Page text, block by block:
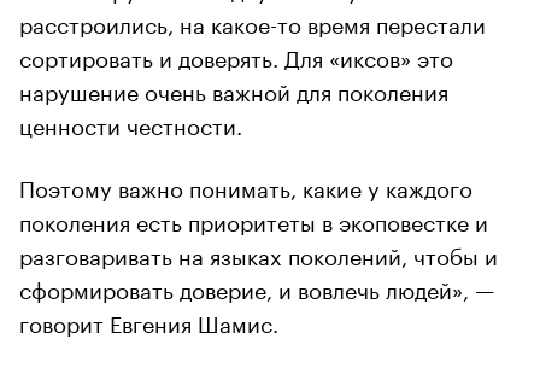
расстроились, на какое-то время перестали
сортировать и доверять. Для «иксов» это
нарушение очень важной для поколения
ценности честности.
Поэтому важно понимать, какие у каждого
поколения есть приоритеты в экоповестке и
разговаривать на языках поколений, чтобы и
сформировать доверие, и вовлечь людей», —
говорит Евгения Шамис.